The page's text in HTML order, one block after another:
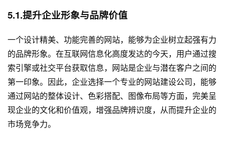
5.1.提升企业形象与品牌价值
一个设计精美、功能完善的网站，能够为企业树立起强有力
的品牌形象。在互联网信息化高度发达的今天，用户通过搜
索引擎或社交平台获取信息，网站是企业与潜在客户之间的
第一印象。因此，企业选择一个专业的网站建设公司，能够
通过网站的整体设计、色彩搭配、图像布局等方面，完美呈
现企业的文化和价值观，增强品牌辨识度，从而提升企业的
市场竞争力。